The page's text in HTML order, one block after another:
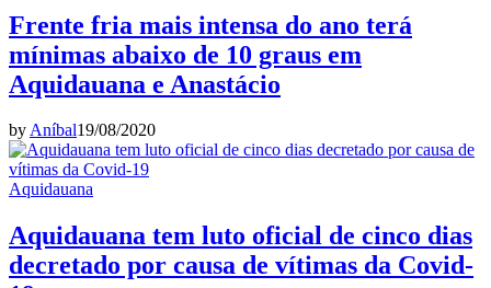
Frente fria mais intensa do ano terá
mínimas abaixo de 10 graus em
Aquidauana e Anastácio
byAníbal19/08/2020
Aquidauana
Aquidauana tem luto oficial de cinco dias
decretado por causa de vítimas da Covid-